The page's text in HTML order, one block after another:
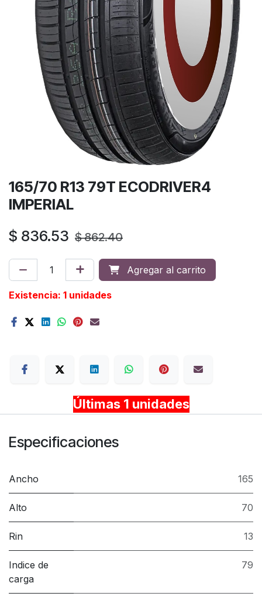
165/70 R13 79T ECODRIVER4
IMPERIAL
$ 836.53 $862.40
Agregar al carrito
Existencia: 1 unidades
Últimas 1 unidades
Especificaciones
Ancho 165
Alto 70
Rin 13
Indice de
carga
79